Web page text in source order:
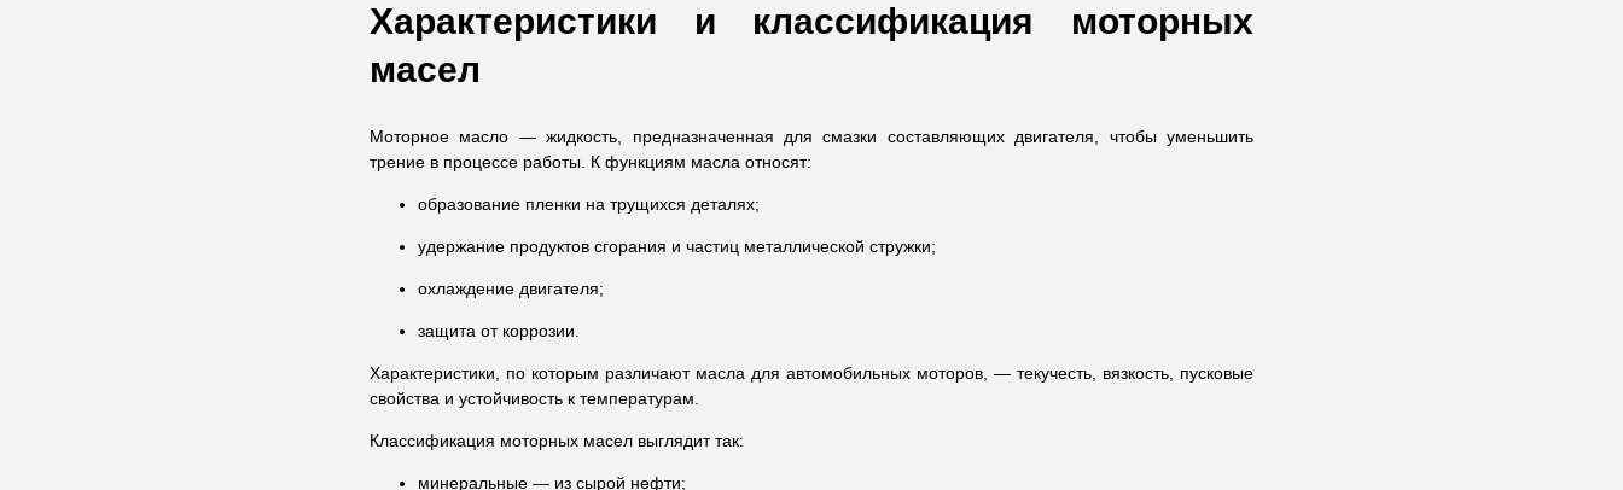
Характеристики и классификация моторных
масел
Моторное масло — жидкость, предназначенная для смазки составляющих двигателя, чтобы уменьшить
трение в процессе работы. К функциям масла относят:
образование пленки на трущихся деталях;
удержание продуктов сгорания и частиц металлической стружки;
охлаждение двигателя;
защита от коррозии.
Характеристики, по которым различают масла для автомобильных моторов, — текучесть, вязкость, пусковые
свойства и устойчивость к температурам.
Классификация моторных масел выглядит так:
минеральные — из сырой нефти;